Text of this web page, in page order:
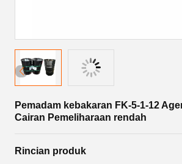
Pemadam kebakaran FK-5-1-12
Cairan Pemeliharaan rendah
Rincian produk